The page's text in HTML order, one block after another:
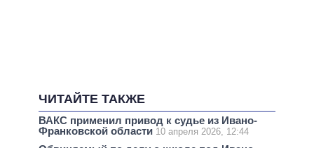
ЧИТАЙТЕ ТАКЖЕ
ВАКС применил привод к судье из Ивано-
Франковской области 10 апреля 2026, 12:44